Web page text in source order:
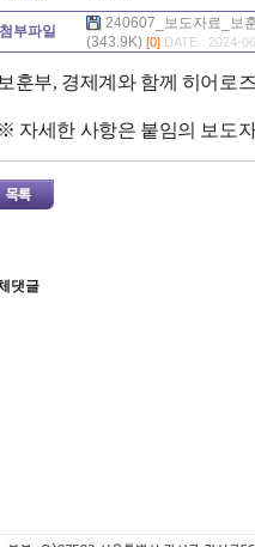
부파일
240607_보도자료_보
(343.9K) [0] DATE : 2024-
훈부, 경제계와 함께 히어로
자세한 사항은 붙임의 보도
댓글